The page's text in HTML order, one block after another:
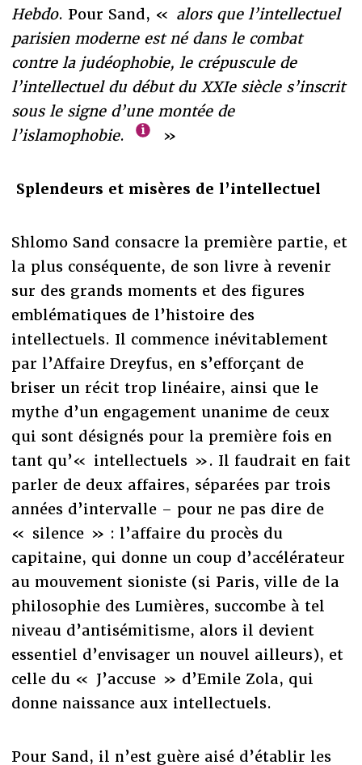
Hebdo. Pour Sand, « alors que l’intellectuel
parisien moderne est né dans le combat
contre la judéophobie, le crépuscule de
l’intellectuel du début du XXIe siècle s’inscrit
sous le signe d’une montée de
l’islamophobie. »
Splendeurs et misères de l’intellectuel
Shlomo Sand consacre la première partie, et
la plus conséquente, de son livre à revenir
sur des grands moments et des figures
emblématiques de l’histoire des
intellectuels. Il commence inévitablement
par l’Affaire Dreyfus, en s’efforçant de
briser un récit trop linéaire, ainsi que le
mythe d’un engagement unanime de ceux
qui sont désignés pour la première fois en
tant qu’« intellectuels ». Il faudrait en fait
parler de deux affaires, séparées par trois
années d’intervalle – pour ne pas dire de
« silence » : l’affaire du procès du
capitaine, qui donne un coup d’accélérateur
au mouvement sioniste (si Paris, ville de la
philosophie des Lumières, succombe à tel
niveau d’antisémitisme, alors il devient
essentiel d’envisager un nouvel ailleurs), et
celle du « J’accuse » d’Emile Zola, qui
donne naissance aux intellectuels.
Pour Sand, il n’est guère aisé d’établir les